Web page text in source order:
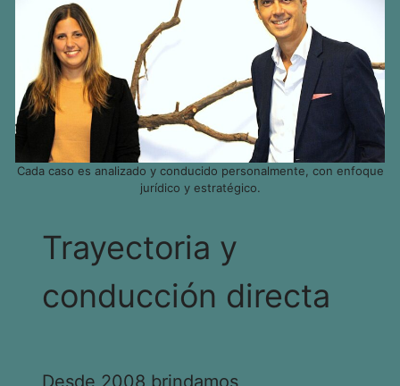
Cada caso es analizado y conducido personalmente, con enfoque
jurídico y estratégico.
Trayectoria y
conducción directa
Desde 2008 brindamos